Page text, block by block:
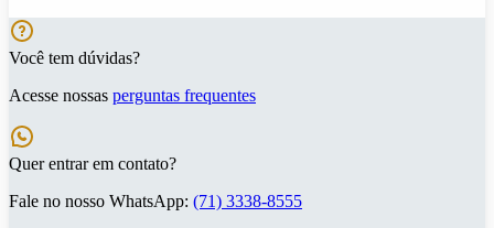
Você tem dúvidas?
Acesse nossas perguntas frequentes
Quer entrar em contato?
Fale no nosso WhatsApp: (71) 3338-8555